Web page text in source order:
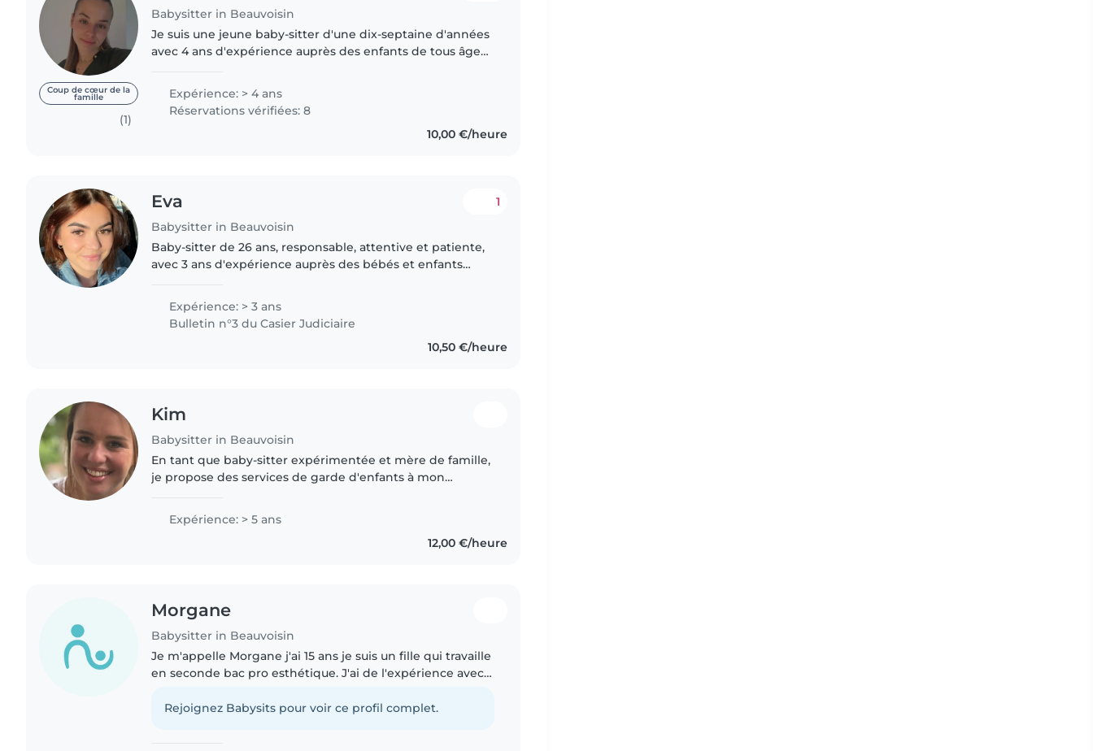
Coup de cœur de la
famille
(1)
Babysitter in Beauvoisin
Je suis une jeune baby-sitter d'une dix-septaine d'années
avec 4 ans d'expérience auprès des enfants de tous âges,
pas de certification..
Expérience: > 4 ans
Réservations vérifiées: 8
10,00 €/heure
Eva
Babysitter in Beauvoisin
1
Baby-sitter de 26 ans, responsable, attentive et patiente,
avec 3 ans d'expérience auprès des bébés et enfants
Petite Enfance..
Expérience: > 3 ans
Bulletin n°3 du Casier Judiciaire
10,50 €/heure
Kim
Babysitter in Beauvoisin
En tant que baby-sitter expérimentée et mère de famille,
je propose des services de garde d'enfants à mon
secourisme, je m'occupe..
Expérience: > 5 ans
12,00 €/heure
Morgane
Babysitter in Beauvoisin
Je m'appelle Morgane j'ai 15 ans je suis un fille qui travaille
en seconde bac pro esthétique. J'ai de l'expérience avec
Rejoignez Babysits pour voir ce profil complet.